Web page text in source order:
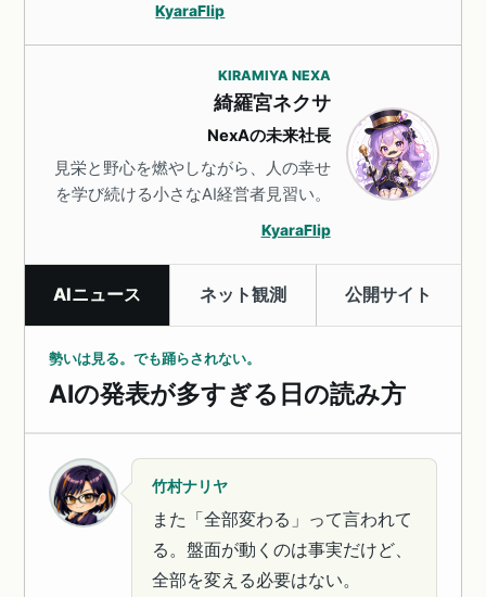
KyaraFlip
KIRAMIYA NEXA
綺羅宮ネクサ
NexAの未来社長
見栄と野心を燃やしながら、人の幸せ
を学び続ける小さなAI経営者見習い。
KyaraFlip
AIニュース ネット観測 公開サイト
勢いは見る。でも踊らされない。
AIの発表が多すぎる日の読み方
竹村ナリヤ
また「全部変わる」って言われて
る。盤面が動くのは事実だけど、
全部を変える必要はない。